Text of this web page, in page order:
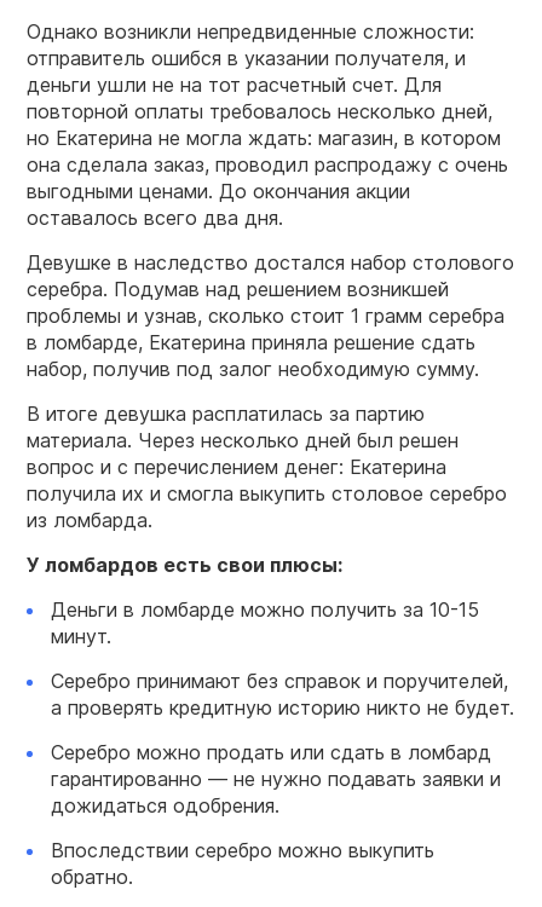
Однако возникли непредвиденные сложности:
отправитель ошибся в указании получателя, и
деньги ушли не на тот расчетный счет. Для
повторной оплаты требовалось несколько дней,
но Екатерина не могла ждать: магазин, в котором
она сделала заказ, проводил распродажу с очень
выгодными ценами. До окончания акции
оставалось всего два дня.
Девушке в наследство достался набор столового
серебра. Подумав над решением возникшей
проблемы и узнав, сколько стоит 1 грамм серебра
в ломбарде, Екатерина приняла решение сдать
набор, получив под залог необходимую сумму.
В итоге девушка расплатилась за партию
материала. Через несколько дней был решен
вопрос и с перечислением денег: Екатерина
получила их и смогла выкупить столовое серебро
из ломбарда.
У ломбардов есть свои плюсы:
Деньги в ломбарде можно получить за 10-15
минут.
Серебро принимают без справок и поручителей,
а проверять кредитную историю никто не будет.
Серебро можно продать или сдать в ломбард
гарантированно — не нужно подавать заявки и
дожидаться одобрения.
Впоследствии серебро можно выкупить
обратно.